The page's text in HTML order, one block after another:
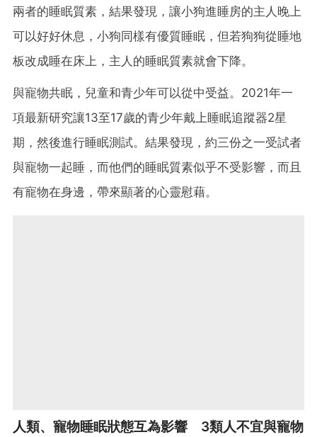
兩者的睡眠質素，結果發現，讓小狗進睡房的主人晚上
可以好好休息，小狗同樣有優質睡眠，但若狗狗從睡地
板改成睡在床上，主人的睡眠質素就會下降。
與寵物共眠，兒童和青少年可以從中受益。2021年一
項最新研究讓13至17歲的青少年戴上睡眠追蹤器2星
期，然後進行睡眠測試。結果發現，約三份之一受試者
與寵物一起睡，而他們的睡眠質素似乎不受影響，而且
有寵物在身邊，帶來顯著的心靈慰藉。
人類、寵物睡眠狀態互為影響 3類人不宜與寵物